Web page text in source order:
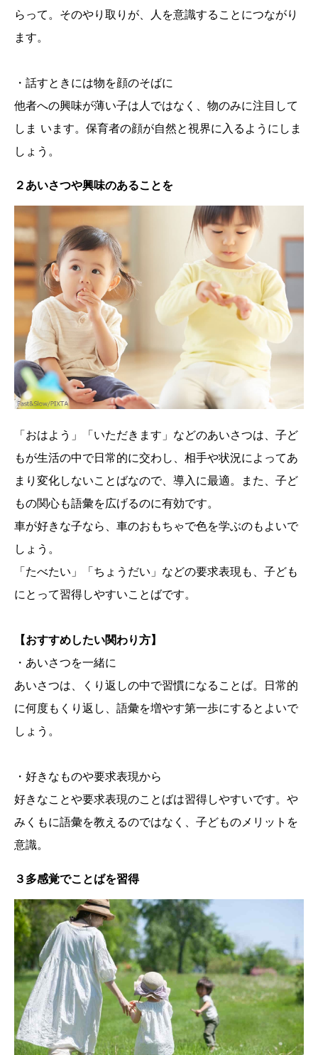
らって。そのやり取りが、人を意識することにつながり
ます。
・話すときには物を顔のそばに
他者への興味が薄い子は人ではなく、物のみに注目して
しま います。保育者の顔が自然と視界に入るようにしま
しょう。
２あいさつや興味のあることを
「おはよう」「いただきます」などのあいさつは、子ど
もが生活の中で日常的に交わし、相手や状況によってあ
まり変化しないことばなので、導入に最適。また、子ど
もの関心も語彙を広げるのに有効です。
車が好きな子なら、車のおもちゃで色を学ぶのもよいで
しょう。
「たべたい」「ちょうだい」などの要求表現も、子ども
にとって習得しやすいことばです。
【おすすめしたい関わり方】
・あいさつを一緒に
あいさつは、くり返しの中で習慣になることば。日常的
に何度もくり返し、語彙を増やす第一歩にするとよいで
しょう。
・好きなものや要求表現から
好きなことや要求表現のことばは習得しやすいです。や
みくもに語彙を教えるのではなく、子どものメリットを
意識。
３多感覚でことばを習得